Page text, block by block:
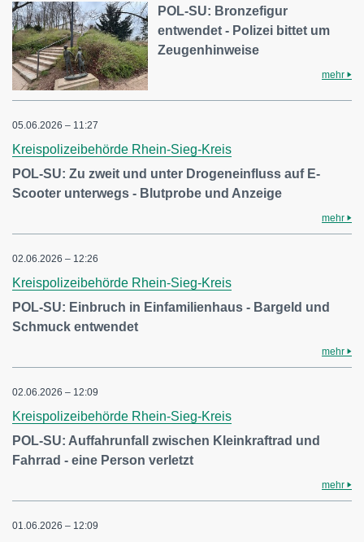
POL-SU: Bronzefigur
entwendet - Polizei bittet um
Zeugenhinweise
mehr
05.06.2026 – 11:27
Kreispolizeibehörde Rhein-Sieg-Kreis
POL-SU: Zu zweit und unter Drogeneinfluss auf E-
Scooter unterwegs - Blutprobe und Anzeige
mehr
02.06.2026 – 12:26
Kreispolizeibehörde Rhein-Sieg-Kreis
POL-SU: Einbruch in Einfamilienhaus - Bargeld und
Schmuck entwendet
mehr
02.06.2026 – 12:09
Kreispolizeibehörde Rhein-Sieg-Kreis
POL-SU: Auffahrunfall zwischen Kleinkraftrad und
Fahrrad - eine Person verletzt
mehr
01.06.2026 – 12:09